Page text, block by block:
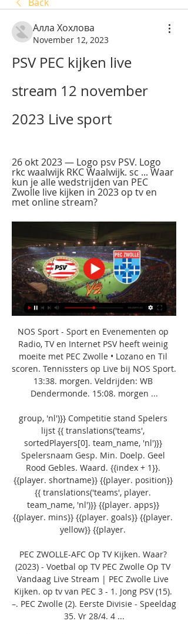
Алла Хохлова
November 12, 2023
PSV PEC kijken live
stream 12 november
2023 Live sport
26 okt 2023 — Logo psv PSV. Logo
rkc waalwijk RKC Waalwijk. sc ... Waar
kun je alle wedstrijden van PEC
Zwolle live kijken in 2023 op tv en
met online stream?
NOS Sport - Sport en Evenementen op
Radio, TV en Internet PSV heeft weinig
moeite met PEC Zwolle • Lozano en Til
scoren. Tennissters op Live bij NOS Sport.
13:38. morgen. Veldrijden: WB
Dendermonde. 15:08. morgen ...
group, 'nl')}} Competitie stand Spelers
lijst {{ translations('teams',
sortedPlayers[0]. team_name, 'nl')}}
Spelersnaam Gesp. Min. Doelp. Geel
Rood Gebles. Waard. {{index + 1}}.
{{player. shortname}} {{player. position}}
{{ translations('teams', player.
team_name, 'nl')}} {{player. apps}}
{{player. mins}} {{player. goals}} {{player.
yellow}} {{player.
PEC ZWOLLE-AFC Op TV Kijken. Waar?
(2023) - Voetbal op TV PEC Zwolle Op TV
Vandaag Live Stream | PEC Zwolle Live
Kijken. op tv van PEC 3 - 1. Jong PSV (15).
–. PEC Zwolle (2). Eerste Divisie - Speeldag
35. Vr 28/4. 4 ...